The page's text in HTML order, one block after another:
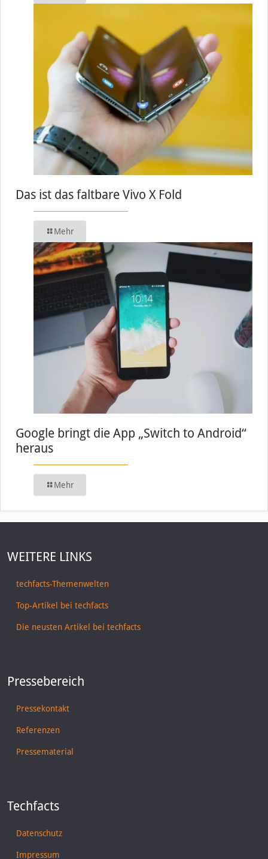
Das ist das faltbare Vivo X Fold
Mehr
Google bringt die App „Switch to Android“
heraus
Mehr
WEITERE LINKS
techfacts-Themenwelten
Top-Artikel bei techfacts
Die neusten Artikel bei techfacts
Pressebereich
Pressekontakt
Referenzen
Pressematerial
Techfacts
Datenschutz
Impressum